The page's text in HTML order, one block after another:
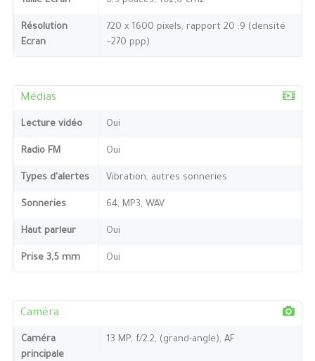
Résolution
Ecran
720 x 1600 pixels, rapport 20 :9 (densité
~270 ppp)
Médias
Lecture vidéo Oui
Radio FM Oui
Types d'alertes Vibration, autres sonneries
Sonneries 64, MP3, WAV
Haut parleur Oui
Prise 3,5 mm Oui
Caméra
Caméra
principale
13 MP, f/2.2, (grand-angle), AF